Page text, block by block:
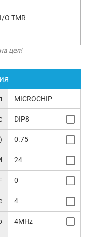
O TMR
цел!
MICROCHIP
DIP8
0.75
24
0
4
4MHz